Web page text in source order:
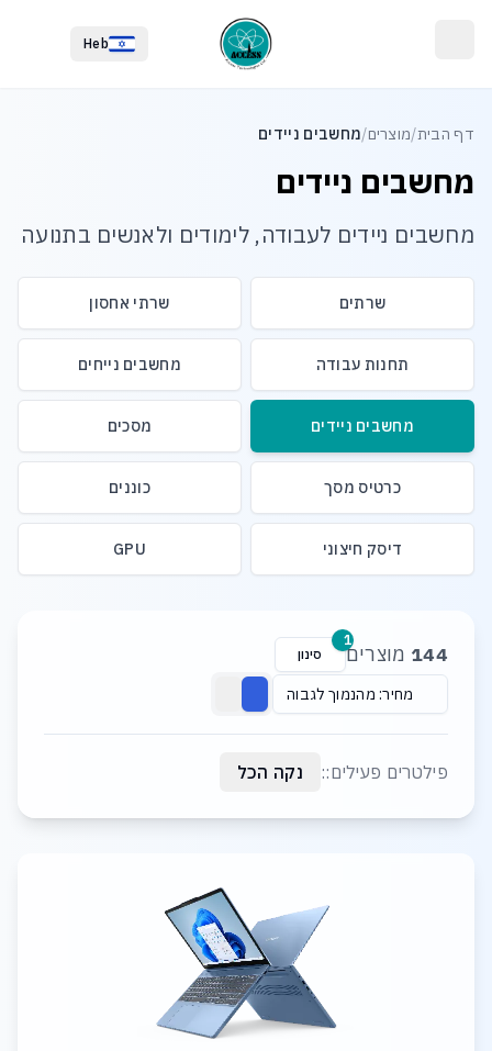
Heb
דף הבית/מוצרים/מחשבים ניידים
מחשבים ניידים
מחשבים ניידים לעבודה, לימודים ולאנשים בתנועה
שרתים שרתי אחסון
תחנות עבודה מחשבים נייחים
מחשבים ניידים מסכים
כרטיס מסך כוננים
דיסק חיצוני GPU
144 מוצרים סינון
1
מחיר: מהנמוך לגבוה
פילטרים פעילים:: נקה הכל